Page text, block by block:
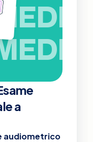
a
audiometrico